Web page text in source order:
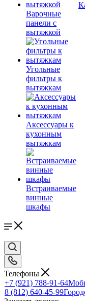
Варочные
панели с
вытяжкой
Угольные
фильтры к
вытяжкам
Аксессуары к
кухонным
вытяжкам
Встраиваемые
винные
шкафы
Телефоны
+7 (921) 788-91-64
8 (812) 640-45-99